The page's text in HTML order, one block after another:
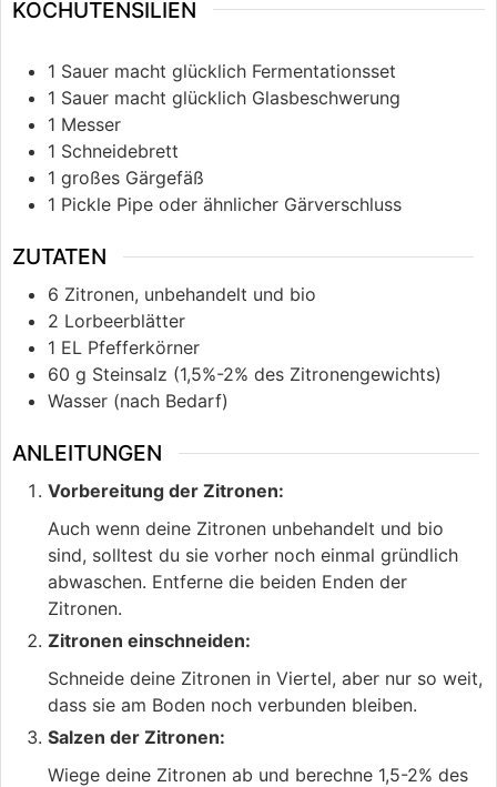
KOCHUTENSILIEN
1 Sauer macht glücklich Fermentationsset
1 Sauer macht glücklich Glasbeschwerung
1 Messer
1 Schneidebrett
1 großes Gärgefäß
1 Pickle Pipe oder ähnlicher Gärverschluss
ZUTATEN
6 Zitronen, unbehandelt und bio
2 Lorbeerblätter
1 EL Pfefferkörner
60 g Steinsalz (1,5%-2% des Zitronengewichts)
Wasser (nach Bedarf)
ANLEITUNGEN
Vorbereitung der Zitronen:
Auch wenn deine Zitronen unbehandelt und bio
sind, solltest du sie vorher noch einmal gründlich
abwaschen. Entferne die beiden Enden der
Zitronen.
Zitronen einschneiden:
Schneide deine Zitronen in Viertel, aber nur so weit,
dass sie am Boden noch verbunden bleiben.
Salzen der Zitronen:
Wiege deine Zitronen ab und berechne 1,5-2% des